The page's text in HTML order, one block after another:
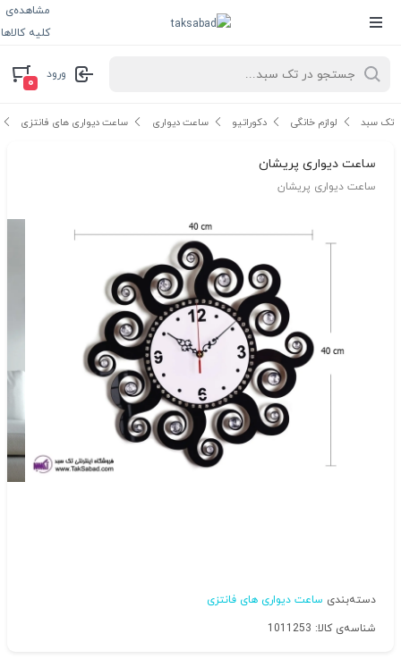
مشاهده‌ی
کلیه کالاها
ورود
۰
تک سبد لوازم خانگی دکوراتیو ساعت دیواری ساعت دیواری های فانتزی
ساعت دیواری پریشان
ساعت دیواری پریشان
دسته‌بندی ساعت دیواری های فانتزی
شناسه‌ی کالا: 1011253